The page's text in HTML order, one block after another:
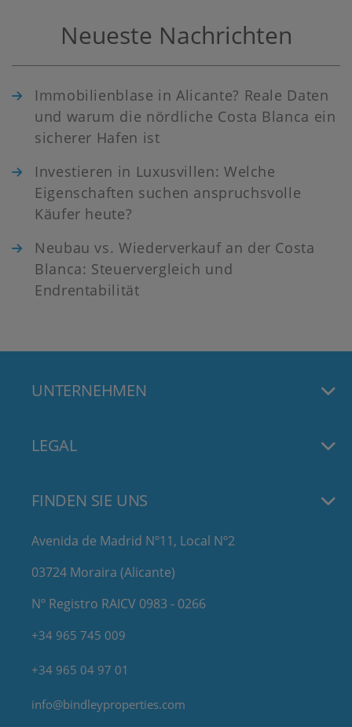
Neueste Nachrichten
Immobilienblase in Alicante? Reale Daten
und warum die nördliche Costa Blanca ein
sicherer Hafen ist
Investieren in Luxusvillen: Welche
Eigenschaften suchen anspruchsvolle
Käufer heute?
Neubau vs. Wiederverkauf an der Costa
Blanca: Steuervergleich und
Endrentabilität
UNTERNEHMEN
LEGAL
FINDEN SIE UNS
Avenida de Madrid Nº11, Local Nº2
03724 Moraira (Alicante)
Nº Registro RAICV 0983 - 0266
+34 965 745 009
+34 965 04 97 01
info@bindleyproperties.com